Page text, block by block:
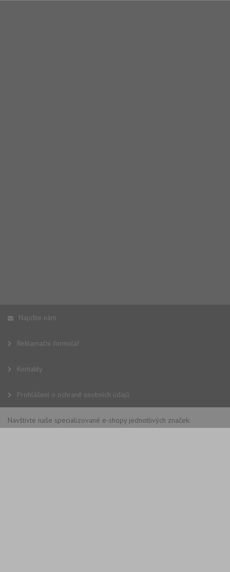
Napište nám
Reklamační formulář
Kontakty
Prohlášení o ochraně osobních údajů
Navštivte naše specializované e-shopy jednotlivých značek: